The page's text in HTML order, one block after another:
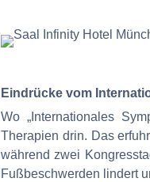
Eindrücke vom
Wo „Internationales
Therapien drin. Das
während zwei
Fußbeschwerden lindert